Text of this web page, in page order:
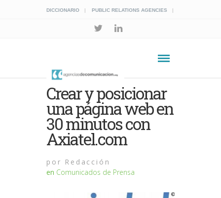
DICCIONARIO PUBLIC RELATIONS AGENCIES
Crear y posicionar
una página web en
30 minutos con
Axiatel.com
por Redacción
en Comunicados de Prensa